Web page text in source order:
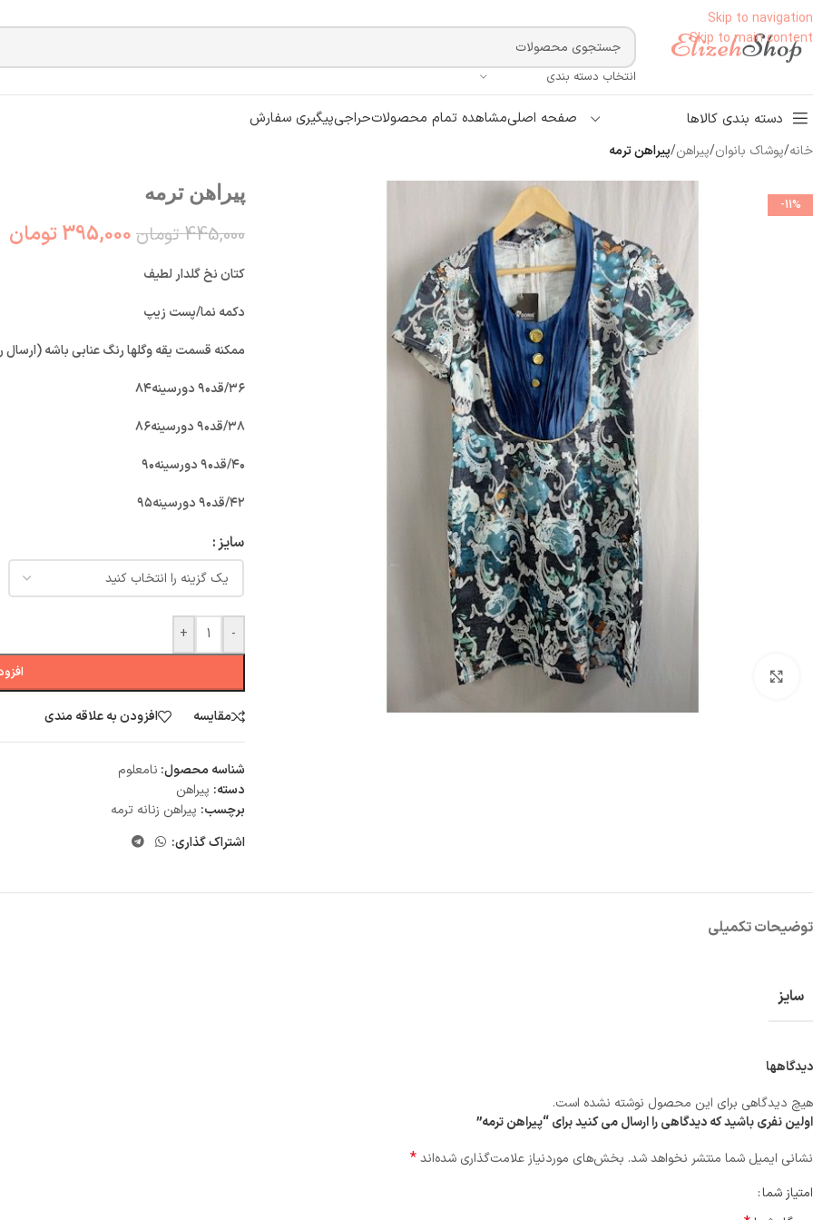
Skip to navigation
Skip to main content
انتخاب دسته بندی
دسته بندی کالاها صفحه اصلیمشاهده تمام محصولاتحراجیپیگیری سفارش
خانه/پوشاک بانوان/پیراهن/پیراهن ترمه
-11%
پیراهن ترمه
445,000 تومان 395,000تومان
کتان نخ گلدار لطیف
دکمه نما/پست زیپ
ممکنه قسمت یقه و‌گلها رنگ عنابی باشه (ارسال
۳۶/قد۹۰ دورسینه۸۴
۳۸/قد۹۰ دورسینه۸۶
۴۰/قد۹۰ دورسینه۹۰
۴۲/قد۹۰ دورسینه۹۵
سایز
-
+
مقایسه افزودن به علاقه مندی
شناسه محصول: نامعلوم
دسته: پیراهن
برچسب: پیراهن زنانه ترمه
اشتراک گذاری:
توضیحات تکمیلی
سایز
دیدگاهها
هیچ دیدگاهی برای این محصول نوشته نشده است.
اولین نفری باشید که دیدگاهی را ارسال می کنید برای “پیراهن ترمه”
نشانی ایمیل شما منتشر نخواهد شد. بخش‌های موردنیاز علامت‌گذاری شده‌اند*
امتیاز شما